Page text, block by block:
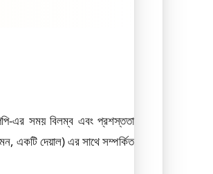
এর সময় বিলম্ব এবং প্রশস্ততা
দেয়াল) এর সাথে সম্পর্কিত